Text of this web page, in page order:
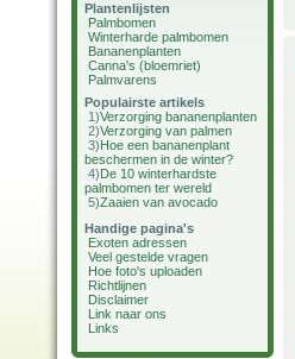
Plantenlijsten
Palmbomen
Winterharde palmbomen
Bananenplanten
Canna's (bloemriet)
Palmvarens
Populairste artikels
1)Verzorging bananenplanten
2)Verzorging van palmen
3)Hoe een bananenplant
beschermen in de winter?
4)De 10 winterhardste
palmbomen ter wereld
5)Zaaien van avocado
Handige pagina's
Exoten adressen
Veel gestelde vragen
Hoe foto's uploaden
Richtlijnen
Disclaimer
Link naar ons
Links